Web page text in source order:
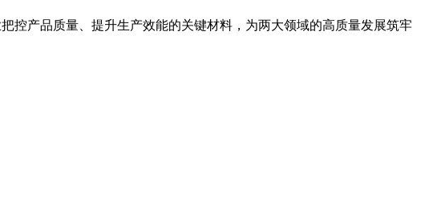
控产品质量、提升生产效能的关键材料，为两大领域的高质量发展筑牢